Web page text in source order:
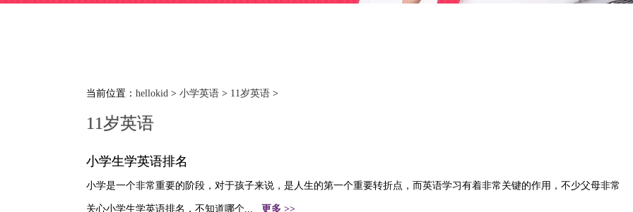
当前位置： hellokid > 小学英语 > 11岁英语 >
11岁英语
小学生学英语排名
小学是一个非常重要的阶段，对于孩子来说，是人生的第一个重要转折点，而英语学习有着非常关键的作用，不少父母非常
关心小学生学英语排名，不知道哪个... 更多 >>